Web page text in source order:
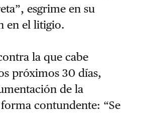
esgrime en su
en el litigio.
la que cabe
próximos 30 días,
de la
contundente: “Se